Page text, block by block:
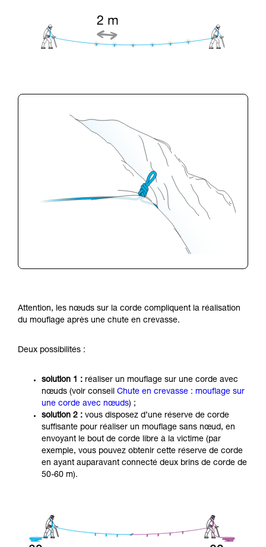
Attention, les nœuds sur la corde compliquent la réalisation
du mouflage après une chute en crevasse.
Deux possibilités :
solution 1 : réaliser un mouflage sur une corde avec
nœuds (voir conseil Chute en crevasse : mouflage sur
une corde avec nœuds) ;
solution 2 : vous disposez d’une réserve de corde
suffisante pour réaliser un mouflage sans nœud, en
envoyant le bout de corde libre à la victime (par
exemple, vous pouvez obtenir cette réserve de corde
en ayant auparavant connecté deux brins de corde de
50-60 m).